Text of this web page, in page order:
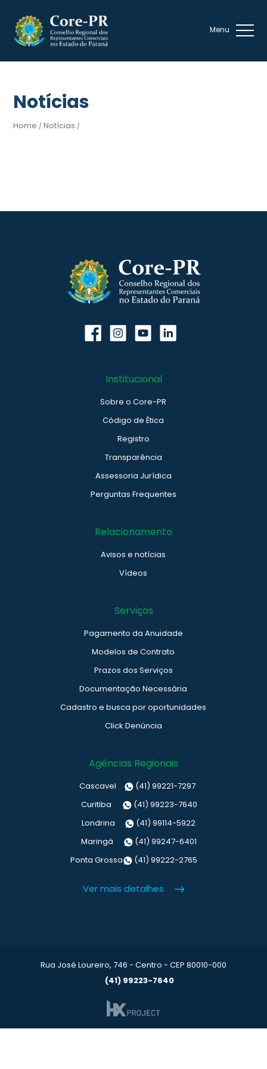
Notícias
Home / Notícias /
Institucional
Sobre o Core-PR
Código de Ética
Registro
Transparência
Assessoria Jurídica
Perguntas Frequentes
Relacionamento
Avisos e notícias
Vídeos
Serviços
Pagamento da Anuidade
Modelos de Contrato
Prazos dos Serviços
Documentação Necessária
Cadastro e busca por oportunidades
Click Denúncia
Agências Regionais
Cascavel
(41) 99221-7297
Curitiba
(41) 99223-7640
Londrina
(41) 99114-5922
Maringá
(41) 99247-6401
Ponta Grossa
(41) 99222-2765
Ver mais detalhes
Rua José Loureiro, 746 - Centro - CEP 80010-000
(41) 99223-7640